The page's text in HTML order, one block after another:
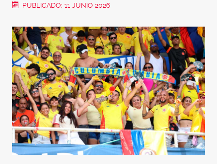
PUBLICADO: 11 JUNIO 2026